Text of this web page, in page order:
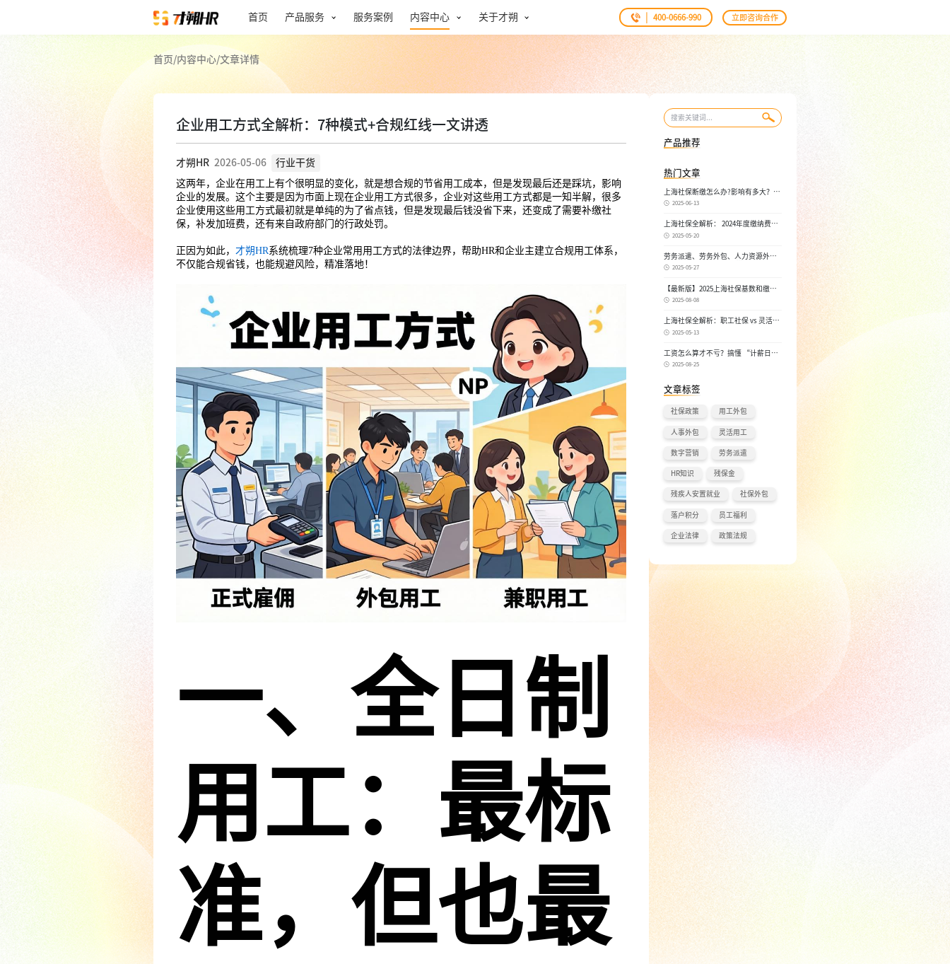
首页 产品服务 服务案例 内容中心 关于才朔 400-0666-990 立即咨询合作
首页/内容中心/文章详情
企业用工方式全解析：7种模式+合规红线一文讲透
才朔HR 2026-05-06 行业干货
这两年，企业在用工上有个很明显的变化，就是想合规的节省用工成本，但是发现最后还是踩坑，影响
企业的发展。这个主要是因为市面上现在企业用工方式很多，企业对这些用工方式都是一知半解，很多
企业使用这些用工方式最初就是单纯的为了省点钱，但是发现最后钱没省下来，还变成了需要补缴社
保，补发加班费，还有来自政府部门的行政处罚。
正因为如此，才朔HR系统梳理7种企业常用用工方式的法律边界，帮助HR和企业主建立合规用工体系，
不仅能合规省钱，也能规避风险，精准落地！
一、全日制
用工：最标
准，但也最
产品推荐
热门文章
上海社保断缴怎么办?影响有多大？自
己如何续缴社保呢
2025-06-13
上海社保全解析： 2024年度缴纳费
用，不同人群，全面对比！
2025-05-20
劳务派遣、劳务外包、人力资源外
包：三者区别， 一文读懂
2025-05-27
【最新版】2025上海社保基数和缴费
比例，一文读懂是怎么算的
2025-08-08
上海社保全解析：职工社保 vs 灵活就
业社保，区别在哪？一次讲清楚！
2025-05-13
工资怎么算才不亏？搞懂 “计薪日”
和 “实际工作日”，少扣钱多拿钱！
2025-08-25
文章标签
社保政策 用工外包
人事外包 灵活用工
数字营销 劳务派遣
HR知识 残保金
残疾人安置就业 社保外包
落户积分 员工福利
企业法律 政策法规